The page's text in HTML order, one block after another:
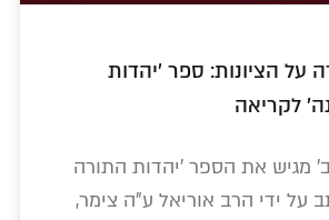
הציונות: ספר 'יהדות
לקריאה
מגיש את הספר 'יהדות התורה
על ידי הרב אוריאל ע"ה צימר,